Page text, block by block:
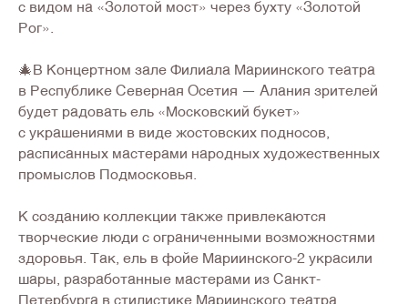
с видом на «Золотой мост» через бухту «Золотой
Рог».
🎄В Концертном зале Филиала Мариинского театра
в Республике Северная Осетия — Алания зрителей
будет радовать ель «Московский букет»
с украшениями в виде жостовских подносов,
расписанных мастерами народных художественных
промыслов Подмосковья.
К созданию коллекции также привлекаются
творческие люди с ограниченными возможностями
здоровья. Так, ель в фойе Мариинского-2 украсили
шары, разработанные мастерами из Санкт-